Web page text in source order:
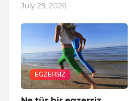
July 29, 2026
EGZERSIZ